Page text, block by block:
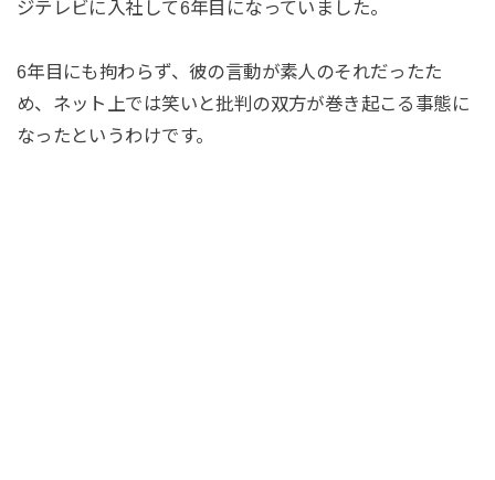
ジテレビに入社して6年目になっていました。
6年目にも拘わらず、彼の言動が素人のそれだったた
め、ネット上では笑いと批判の双方が巻き起こる事態に
なったというわけです。